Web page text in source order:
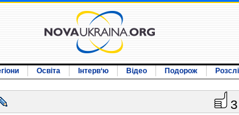
Освіта Інтерв‘ю Відео Подорож
3